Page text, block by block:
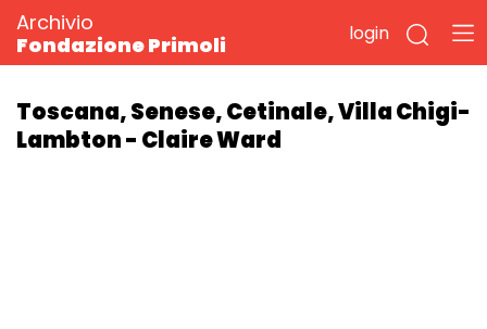
Archivio
Fondazione Primoli
login
Toscana, Senese, Cetinale, Villa Chigi-
Lambton - Claire Ward